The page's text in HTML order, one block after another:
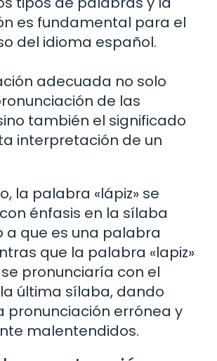
es fundamental para el
del idioma español.
adecuada no solo
de las
también el significado
interpretación de un
la palabra «lápiz» se
énfasis en la sílaba
a que es una palabra
que la palabra «lapiz»
pronunciaría con el
última sílaba, dando
pronunciación errónea y
malentendidos.